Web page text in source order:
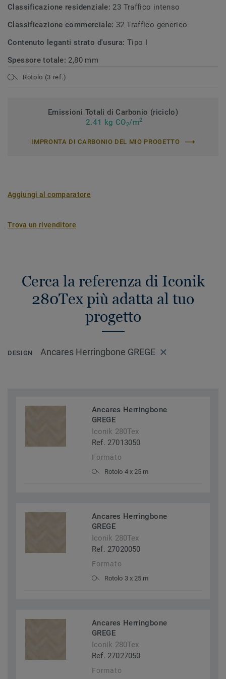
Classificazione residenziale: 23 Traffico intenso
Classificazione commerciale: 32 Traffico generico
Contenuto leganti strato d'usura: Tipo I
Spessore totale: 2,80 mm
Rotolo (3 ref.)
Emissioni Totali di Carbonio (riciclo)
2.41 kg CO2/m2
IMPRONTA DI CARBONIO DEL MIO PROGETTO
Aggiungi al comparatore
Trova un rivenditore
Cerca la referenza di Iconik
280Tex più adatta al tuo
progetto
DESIGN Ancares Herringbone GREGE
Ancares Herringbone
GREGE
Iconik 280Tex
Ref. 27013050
Formato
Rotolo 4 x 25 m
Ancares Herringbone
GREGE
Iconik 280Tex
Ref. 27020050
Formato
Rotolo 3 x 25 m
Ancares Herringbone
GREGE
Iconik 280Tex
Ref. 27027050
Formato